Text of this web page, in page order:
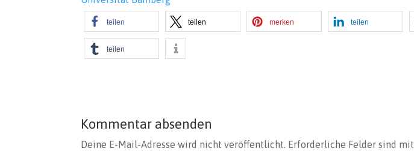
teilen teilen merken teilen
teilen
Kommentar absenden
Deine E-Mail-Adresse wird nicht veröffentlicht. Erforderliche Felder sind mit